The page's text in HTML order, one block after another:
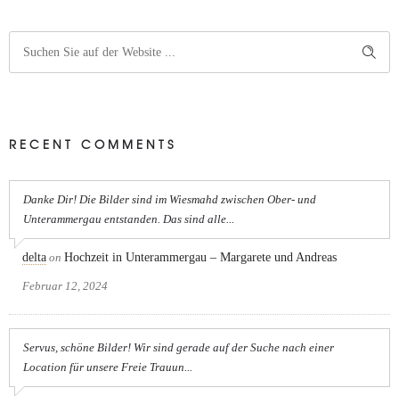
RECENT COMMENTS
Danke Dir! Die Bilder sind im Wiesmahd zwischen Ober- und
Unterammergau entstanden. Das sind alle...
delta on Hochzeit in Unterammergau – Margarete und Andreas
Februar 12, 2024
Servus, schöne Bilder! Wir sind gerade auf der Suche nach einer
Location für unsere Freie Trauun...